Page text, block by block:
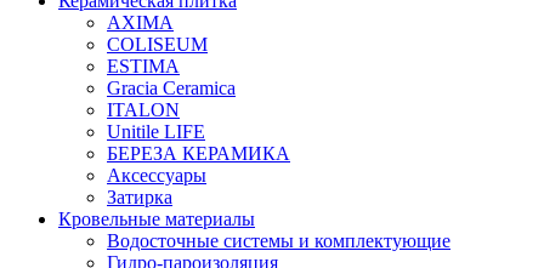
AXIMA
COLISEUM
ESTIMA
Gracia Ceramica
ITALON
Unitile LIFE
БЕРЕЗА КЕРАМИКА
Аксессуары
Затирка
Кровельные материалы
Водосточные системы и комплектующие
Гидро-пароизоляция